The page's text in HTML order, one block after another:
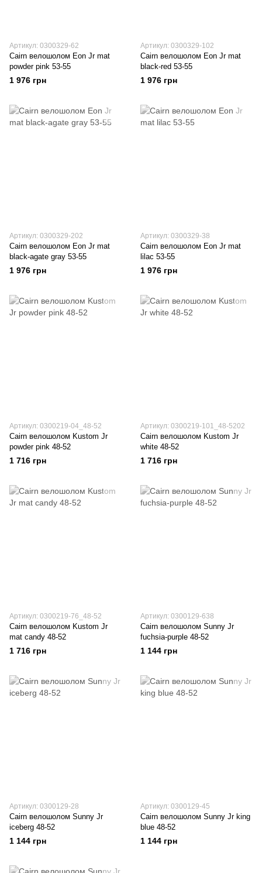
Артикул: 0300329-62
Cairn велошолом Eon Jr mat
powder pink 53-55
1 976 грн
Артикул: 0300329-102
Cairn велошолом Eon Jr mat
black-red 53-55
1 976 грн
Артикул: 0300329-202
Cairn велошолом Eon Jr mat
black-agate gray 53-55
1 976 грн
Артикул: 0300329-38
Cairn велошолом Eon Jr mat
lilac 53-55
1 976 грн
Артикул: 0300219-04_48-52
Cairn велошолом Kustom Jr
powder pink 48-52
1 716 грн
Артикул: 0300219-101_48-5202
Cairn велошолом Kustom Jr
white 48-52
1 716 грн
Артикул: 0300219-76_48-52
Cairn велошолом Kustom Jr
mat candy 48-52
1 716 грн
Артикул: 0300129-638
Cairn велошолом Sunny Jr
fuchsia-purple 48-52
1 144 грн
Артикул: 0300129-28
Cairn велошолом Sunny Jr
iceberg 48-52
1 144 грн
Артикул: 0300129-45
Cairn велошолом Sunny Jr king
blue 48-52
1 144 грн